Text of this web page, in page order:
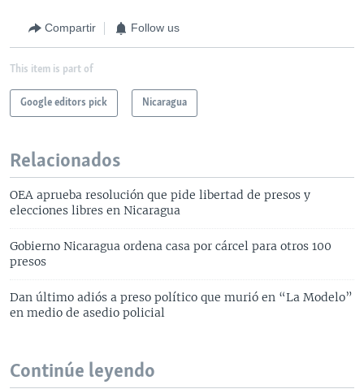
Compartir Follow us
This item is part of
Google editors pick Nicaragua
Relacionados
OEA aprueba resolución que pide libertad de presos y
elecciones libres en Nicaragua
Gobierno Nicaragua ordena casa por cárcel para otros 100
presos
Dan último adiós a preso político que murió en “La Modelo”
en medio de asedio policial
Continúe leyendo